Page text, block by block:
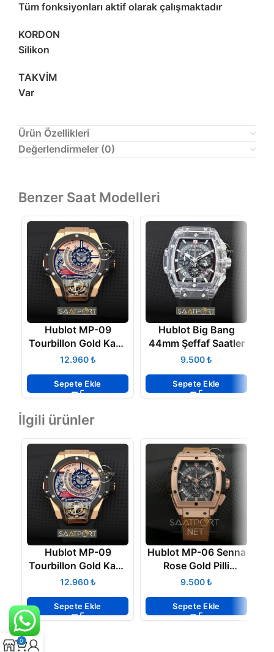
Tüm fonksiyonları aktif olarak çalışmaktadır
KORDON
Silikon
TAKVİM
Var
Ürün Özellikleri
Değerlendirmeler (0)
Benzer Saat Modelleri
Hublot MP-09
Tourbillon Gold Kasa
Replika Saat
₺
Sepete Ekle
Hublot Big Bang
44mm Şeffaf Saatler
₺
Sepete Ekle
İlgili ürünler
Hublot MP-09
Tourbillon Gold Kasa
Replika Saat
₺
Sepete Ekle
Hublot MP-06 Senna
Rose Gold Pilli
Cronometreli
₺
Sepete Ekle
0